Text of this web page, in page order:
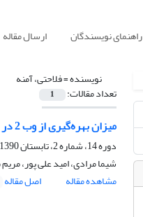
راهنمای نویسندگان ارسال مقاله
نویسنده =فلاحتی، آمنه
تعداد مقالات: 1
میزان بهره‌گیری از وب 2 در کتابخانه‌های دانشگاهی کشورهای خاورمیانه
دوره 14، شماره 2، تابستان 1390، صفحه
شیما مرادی، امید علی پور،
مشاهده مقاله
اصل مقاله